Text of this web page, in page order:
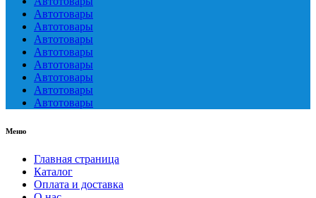
Автотовары
Автотовары
Автотовары
Автотовары
Автотовары
Автотовары
Автотовары
Автотовары
Меню
Главная страница
Каталог
Оплата и доставка